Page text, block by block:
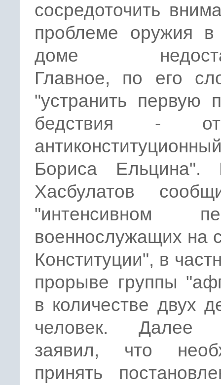
сосредоточить
проблеме оружия
доме
Главное, по его
"устранить первую
бедствия -
Бориса Ельцина".
Хасбулатов
"интенсивном
военнослужащих на
Конституции", в
прорыве группы
в количестве двух
человек. Далее
заявил, что
принять